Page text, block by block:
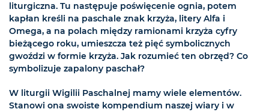
liturgiczna. Tu następuje poświęcenie ognia, potem
kapłan kreśli na paschale znak krzyża, litery Alfa i
Omega, a na polach między ramionami krzyża cyfry
bieżącego roku, umieszcza też pięć symbolicznych
gwoździ w formie krzyża. Jak rozumieć ten obrzęd? Co
symbolizuje zapalony paschał?
W liturgii Wigilii Paschalnej mamy wiele elementów.
Stanowi ona swoiste kompendium naszej wiary i w